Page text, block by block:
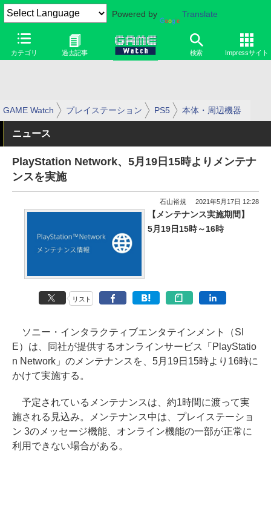
Powered by Translate
カテゴリ 過去記事 検索 Impressサイト
GAME Watch プレイステーション PS5 本体・周辺機器
ニュース
PlayStation Network、5月19日15時よりメンテナ
ンスを実施
石山裕規 2021年5月17日 12:28
【メンテナンス実施期間】
5月19日15時～16時
リスト
ソニー・インタラクティブエンタテインメント（SI
E）は、同社が提供するオンラインサービス「PlayStatio
n Network」のメンテナンスを、5月19日15時より16時に
かけて実施する。
予定されているメンテナンスは、約1時間に渡って実
施される見込み。メンテナンス中は、プレイステーショ
ン 3のメッセージ機能、オンライン機能の一部が正常に
利用できない場合がある。